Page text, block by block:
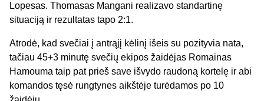
Lopesas. Thomasas Mangani realizavo standartinę
situaciją ir rezultatas tapo 2:1.
Atrodė, kad svečiai į antrąjį kėlinį išeis su pozityvia nata,
tačiau 45+3 minutę svečių ekipos žaidėjas Romainas
Hamouma taip pat prieš save išvydo raudoną kortelę ir abi
komandos tęsė rungtynes aikštėje turėdamos po 10